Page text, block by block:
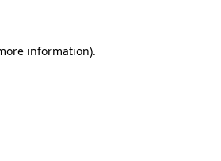
information).